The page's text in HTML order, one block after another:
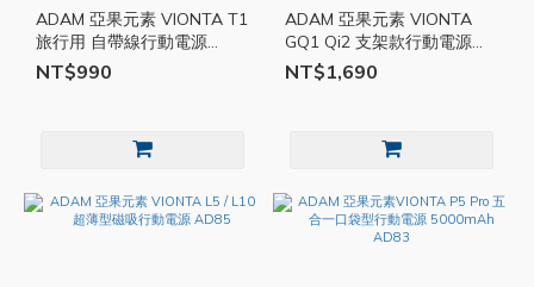
ADAM 亞果元素 VIONTA T1
旅行用 自帶線行動電源
30W 10000mAh 自帶線 行
動電源 AD90
NT$990
ADAM 亞果元素 VIONTA
GQ1 Qi2 支架款行動電源
AD91
NT$1,690